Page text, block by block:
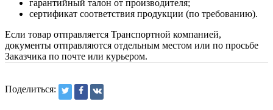
гарантийный талон от производителя;
сертификат соответствия продукции (по требованию).
Если товар отправляется Транспортной компанией,
документы отправляются отдельным местом или по просьбе
Заказчика по почте или курьером.
Поделиться: